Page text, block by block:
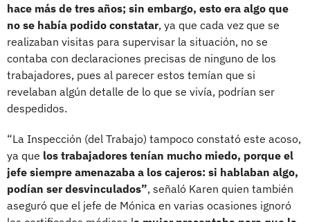
hace más de tres años; sin embargo, esto era algo que
no se había podido constatar, ya que cada vez que se
realizaban visitas para supervisar la situación, no se
contaba con declaraciones precisas de ninguno de los
trabajadores, pues al parecer estos temían que si
revelaban algún detalle de lo que se vivía, podrían ser
despedidos.
“La Inspección (del Trabajo) tampoco constató este acoso,
ya que los trabajadores tenían mucho miedo, porque el
jefe siempre amenazaba a los cajeros: si hablaban algo,
podían ser desvinculados”, señaló Karen quien también
aseguró que el jefe de Mónica en varias ocasiones ignoró